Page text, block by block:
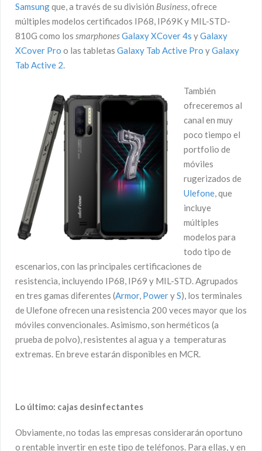
Samsungque, a través de su división Business, ofrece
múltiples modelos certificados IP68, IP69K y MIL-STD-
810G como los smarphonesGalaxy XCover 4s yGalaxy
XCover Pro o las tabletas Galaxy Tab Active Pro yGalaxy
Tab Active 2.
También
ofreceremos al
canal en muy
poco tiempo el
portfolio de
móviles
rugerizados de
Ulefone, que
incluye
múltiples
modelos para
todo tipo de
escenarios, con las principales certificaciones de
resistencia, incluyendo IP68, IP69 y MIL-STD. Agrupados
en tres gamas diferentes (Armor, PoweryS), los terminales
de Ulefone ofrecen una resistencia 200 veces mayor que los
móviles convencionales. Asimismo, son herméticos (a
prueba de polvo), resistentes al agua y a temperaturas
extremas. En breve estarán disponibles en MCR.
Lo último: cajas desinfectantes
Obviamente, no todas las empresas considerarán oportuno
o rentable invertir en este tipo de teléfonos. Para ellas, y en